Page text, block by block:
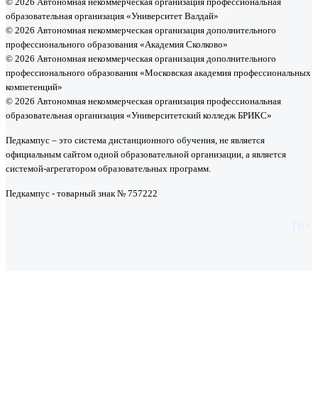
© 2026 Автономная некоммерческая организация профессиональная
образовательная организация «Университет Валдай»
© 2026 Автономная некоммерческая организация дополнительного
профессионального образования «Академия Сколково»
© 2026 Автономная некоммерческая организация дополнительного
профессионального образования «Московская академия профессиональных
компетенций»
© 2026 Автономная некоммерческая организация профессиональная
образовательная организация «Университетский колледж БРИКС»
Педкампус – это система дистанционного обучения, не является
официальным сайтом одной образовательной организации, а является
системой-агрегатором образовательных программ.
Педкампус - товарный знак № 757222